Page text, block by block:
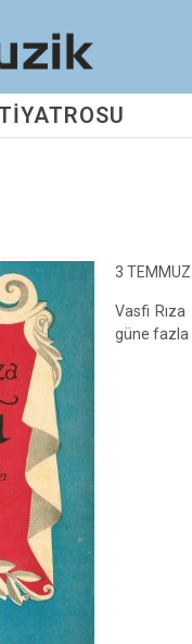
3 TEMMUZ
Vasfi Rıza
güne fazla